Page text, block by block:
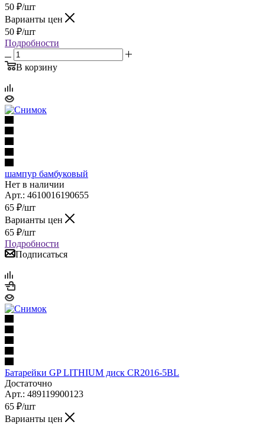
50 ₽/шт
Варианты цен
50 ₽/шт
Подробности
В корзину
шампур бамбуковый
Нет в наличии
Арт.: 4610016190655
65 ₽/шт
Варианты цен
65 ₽/шт
Подробности
Подписаться
Батарейки GP LITHIUM диск CR2016-5BL
Достаточно
Арт.: 489119900123
65 ₽/шт
Варианты цен